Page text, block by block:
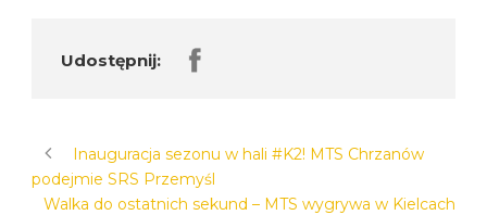
Udostępnij:
Inauguracja sezonu w hali #K2! MTS Chrzanów
podejmie SRS Przemyśl
Walka do ostatnich sekund – MTS wygrywa w Kielcach